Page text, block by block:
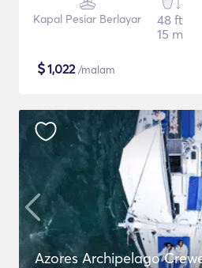
Kapal Pesiar Berlayar
48 ft
15 m
$1,022/malam
Azores Archipelago